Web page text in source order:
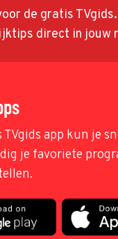
de gratis
direct in jouw
TVgids app kun je
je favoriete